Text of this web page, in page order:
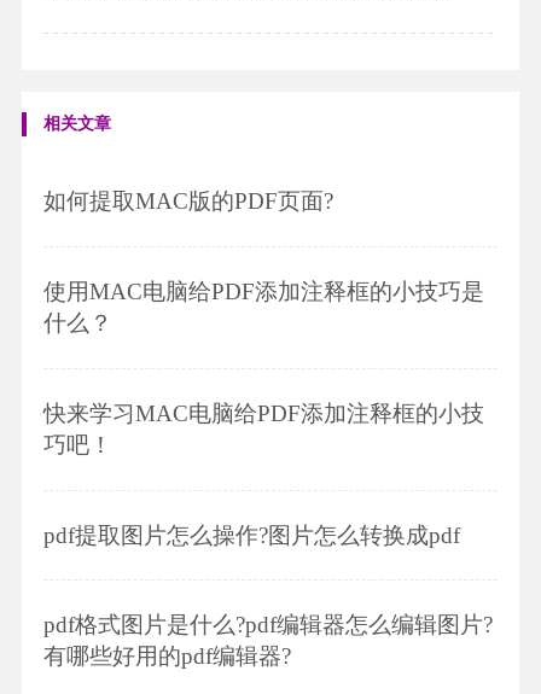
相关文章
如何提取MAC版的PDF页面?
使用MAC电脑给PDF添加注释框的小技巧是
什么？
快来学习MAC电脑给PDF添加注释框的小技
巧吧！
pdf提取图片怎么操作?图片怎么转换成pdf
pdf格式图片是什么?pdf编辑器怎么编辑图片?
有哪些好用的pdf编辑器?